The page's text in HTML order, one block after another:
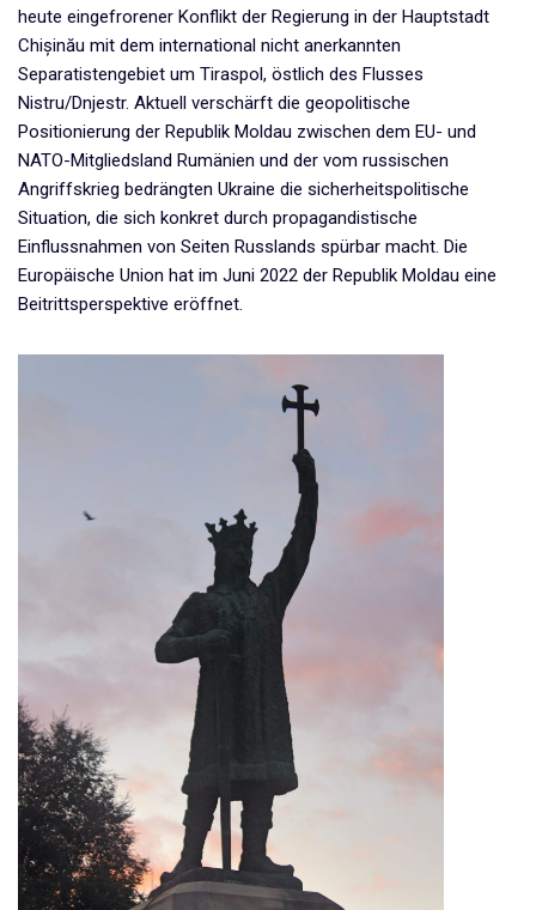
heute eingefrorener Konflikt der Regierung in der Hauptstadt
Chișinău mit dem international nicht anerkannten
Separatistengebiet um Tiraspol, östlich des Flusses
Nistru/Dnjestr. Aktuell verschärft die geopolitische
Positionierung der Republik Moldau zwischen dem EU- und
NATO-Mitgliedsland Rumänien und der vom russischen
Angriffskrieg bedrängten Ukraine die sicherheitspolitische
Situation, die sich konkret durch propagandistische
Einflussnahmen von Seiten Russlands spürbar macht. Die
Europäische Union hat im Juni 2022 der Republik Moldau eine
Beitrittsperspektive eröffnet.